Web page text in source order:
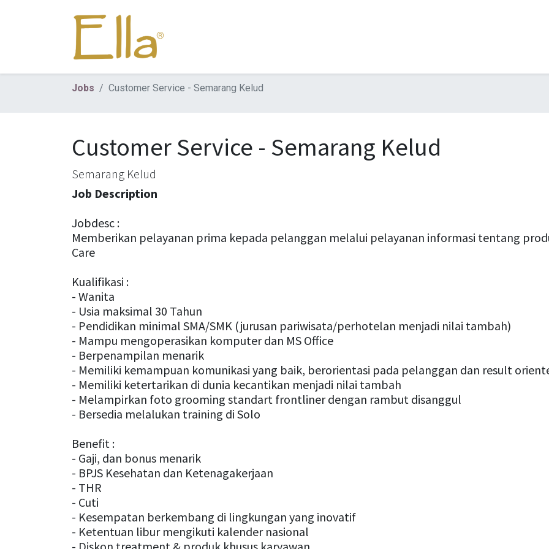
Jobs Customer Service - Semarang Kelud
Customer Service - Semarang Kelud
Semarang Kelud
Job Description
Jobdesc :
Memberikan pelayanan prima kepada pelanggan melalui pelayanan informasi tentang
Care
Kualifikasi :
- Wanita
- Usia maksimal 30 Tahun
- Pendidikan minimal SMA/SMK (jurusan pariwisata/perhotelan menjadi nilai tambah)
- Mampu mengoperasikan komputer dan MS Office
- Berpenampilan menarik
- Memiliki kemampuan komunikasi yang baik, berorientasi pada pelanggan dan result
- Memiliki ketertarikan di dunia kecantikan menjadi nilai tambah
- Melampirkan foto grooming standart frontliner dengan rambut disanggul
- Bersedia melalukan training di Solo
Benefit :
- Gaji, dan bonus menarik
- BPJS Kesehatan dan Ketenagakerjaan
- THR
- Cuti
- Kesempatan berkembang di lingkungan yang inovatif
- Ketentuan libur mengikuti kalender nasional